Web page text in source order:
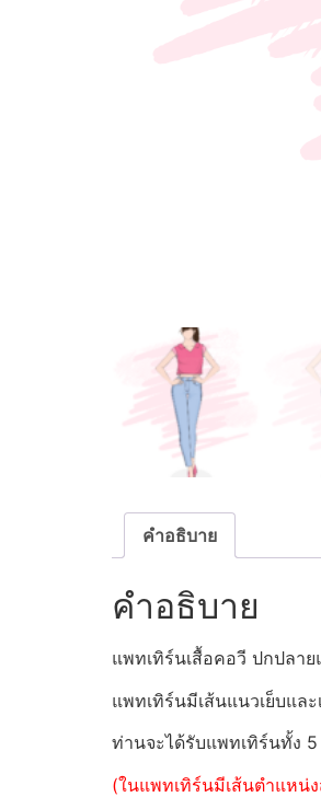
คำอธิบาย
คำอธิบาย
แพทเทิร์นเสื้อคอวี ปกปลา
แพทเทิร์นมีเส้นแนวเย็บและ
ท่านจะได้รับแพทเทิร์นทั้ง 5
(ในแพทเทิร์นมีเส้นตำแหน่